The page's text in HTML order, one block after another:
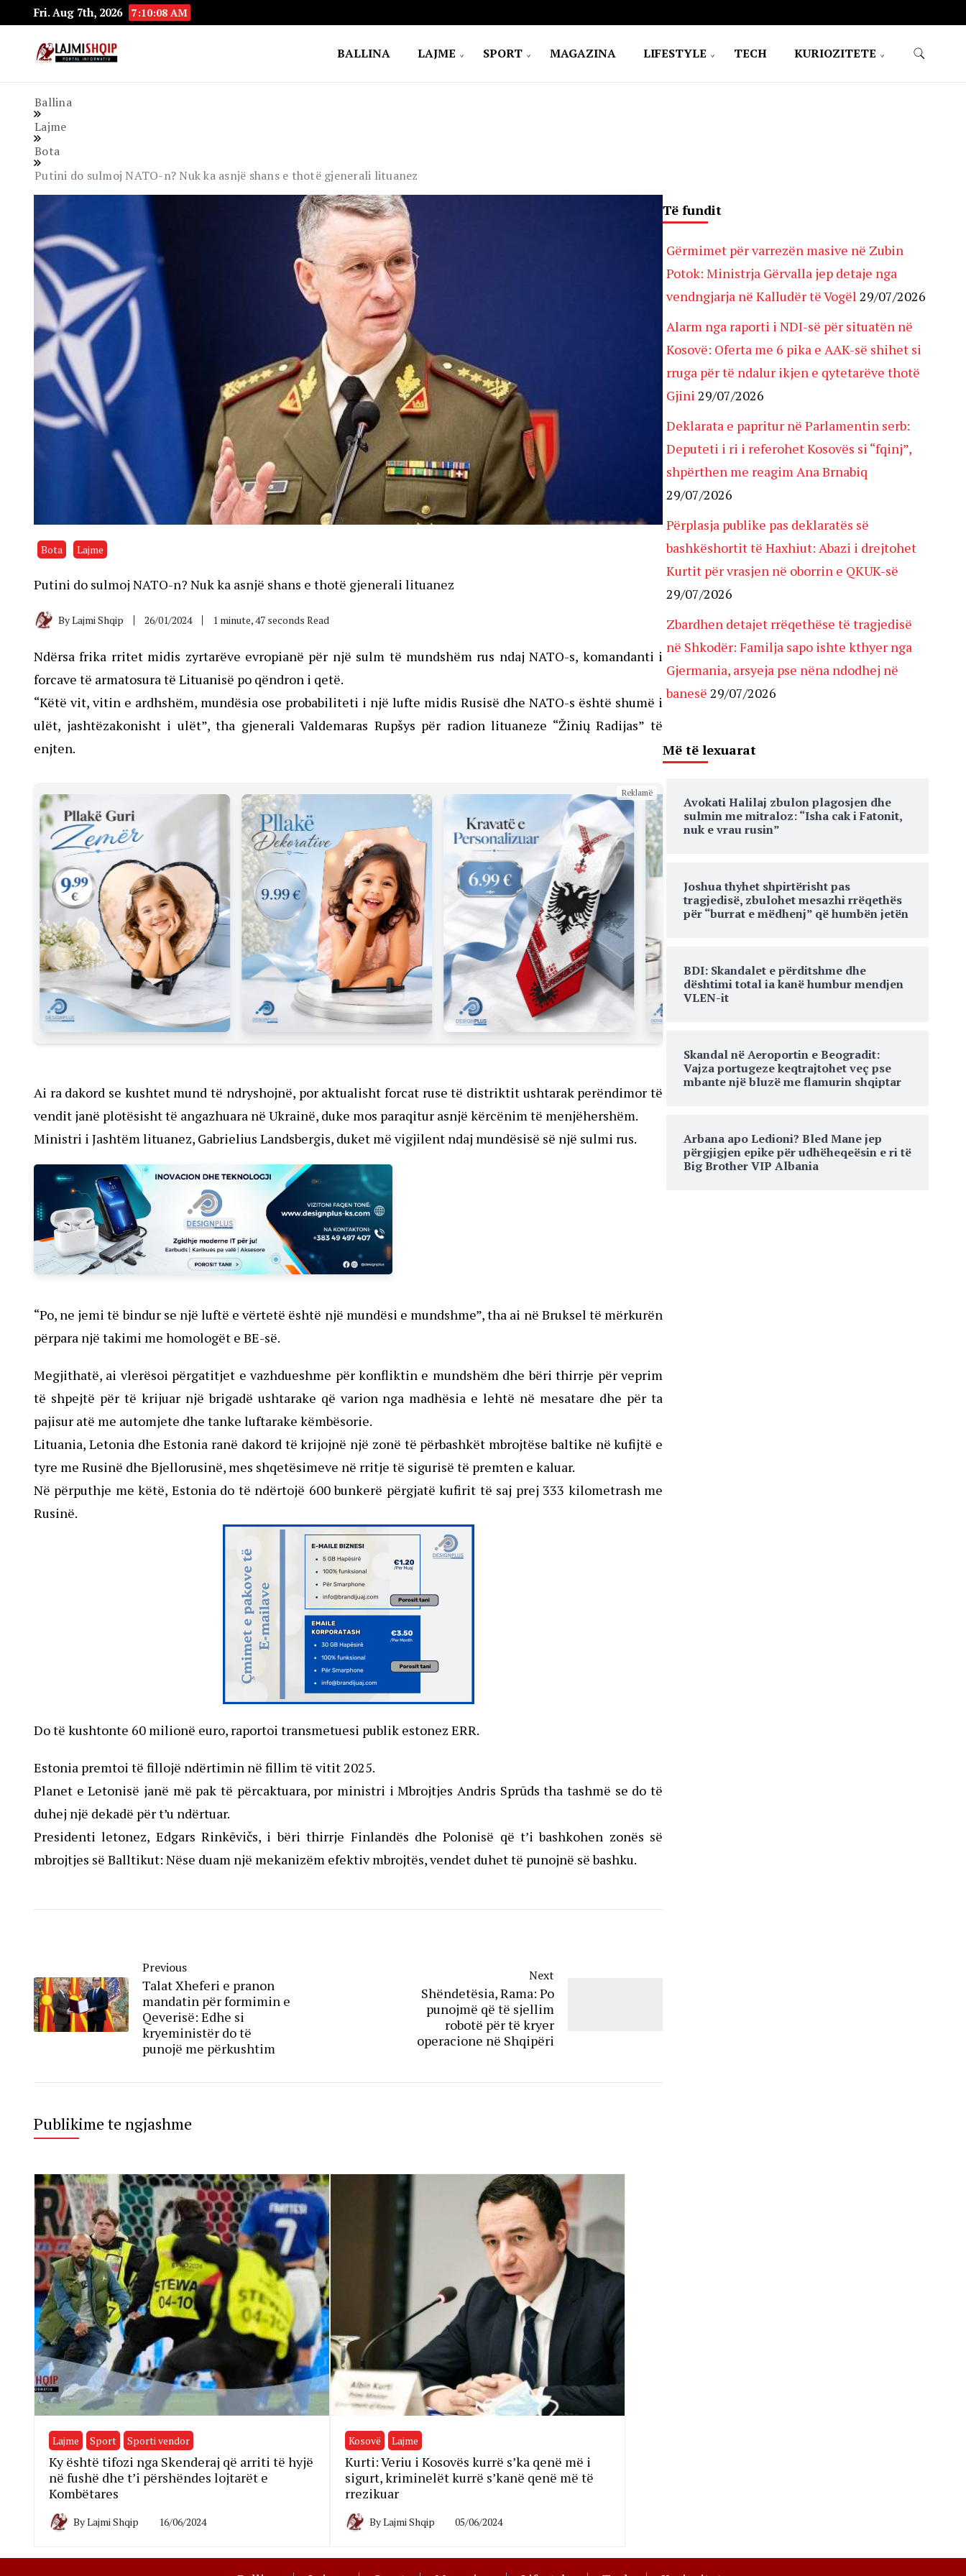
Fri. Aug 7th, 2026 7:10:09 AM
BALLINA LAJME SPORT MAGAZINA LIFESTYLE TECH KURIOZITETE
Ballina
Lajme
Bota
Putini do sulmoj NATO-n? Nuk ka asnjë shans e thotë gjenerali lituanez
Bota Lajme
Putini do sulmoj NATO-n? Nuk ka asnjë shans e thotë gjenerali lituanez
ByLajmi Shqip 26/01/2024 1 minute, 47 seconds Read
Ndërsa frika rritet midis zyrtarëve evropianë për një sulm të mundshëm rus ndaj NATO-s, komandanti i
forcave të armatosura të Lituanisë po qëndron i qetë.
“Këtë vit, vitin e ardhshëm, mundësia ose probabiliteti i një lufte midis Rusisë dhe NATO-s është shumë i
ulët, jashtëzakonisht i ulët”, tha gjenerali Valdemaras Rupšys për radion lituaneze “Žinių Radijas” të
enjten.
Reklamë
Ai ra dakord se kushtet mund të ndryshojnë, por aktualisht forcat ruse të distriktit ushtarak perëndimor të
vendit janë plotësisht të angazhuara në Ukrainë, duke mos paraqitur asnjë kërcënim të menjëhershëm.
Ministri i Jashtëm lituanez, Gabrielius Landsbergis, duket më vigjilent ndaj mundësisë së një sulmi rus.
“Po, ne jemi të bindur se një luftë e vërtetë është një mundësi e mundshme”, tha ai në Bruksel të mërkurën
përpara një takimi me homologët e BE-së.
Megjithatë, ai vlerësoi përgatitjet e vazhdueshme për konfliktin e mundshëm dhe bëri thirrje për veprim
të shpejtë për të krijuar një brigadë ushtarake që varion nga madhësia e lehtë në mesatare dhe për ta
pajisur atë me automjete dhe tanke luftarake këmbësorie.
Lituania, Letonia dhe Estonia ranë dakord të krijojnë një zonë të përbashkët mbrojtëse baltike në kufijtë e
tyre me Rusinë dhe Bjellorusinë, mes shqetësimeve në rritje të sigurisë të premten e kaluar.
Në përputhje me këtë, Estonia do të ndërtojë 600 bunkerë përgjatë kufirit të saj prej 333 kilometrash me
Rusinë.
Do të kushtonte 60 milionë euro, raportoi transmetuesi publik estonez ERR.
Estonia premtoi të fillojë ndërtimin në fillim të vitit 2025.
Planet e Letonisë janë më pak të përcaktuara, por ministri i Mbrojtjes Andris Sprūds tha tashmë se do të
duhej një dekadë për t’u ndërtuar.
Presidenti letonez, Edgars Rinkēvičs, i bëri thirrje Finlandës dhe Polonisë që t’i bashkohen zonës së
mbrojtjes së Balltikut: Nëse duam një mekanizëm efektiv mbrojtës, vendet duhet të punojnë së bashku.
Previous
Talat Xheferi e pranon
mandatin për formimin e
Qeverisë: Edhe si
kryeministër do të
punojë me përkushtim
Next
Shëndetësia, Rama: Po
punojmë që të sjellim
robotë për të kryer
operacione në Shqipëri
Publikime te ngjashme
Lajme Sport Sporti vendor
Ky është tifozi nga Skenderaj që arriti të hyjë
në fushë dhe t’i përshëndes lojtarët e
Kombëtares
ByLajmi Shqip 16/06/2024
Kosovë Lajme
Kurti: Veriu i Kosovës kurrë s’ka qenë më i
sigurt, kriminelët kurrë s’kanë qenë më të
rrezikuar
ByLajmi Shqip 05/06/2024
Të fundit
Gërmimet për varrezën masive në Zubin
Potok: Ministrja Gërvalla jep detaje nga
vendngjarja në Kalludër të Vogël 29/07/2026
Alarm nga raporti i NDI-së për situatën në
Kosovë: Oferta me 6 pika e AAK-së shihet si
rruga për të ndalur ikjen e qytetarëve thotë
Gjini 29/07/2026
Deklarata e papritur në Parlamentin serb:
Deputeti i ri i referohet Kosovës si “fqinj”,
shpërthen me reagim Ana Brnabiq
29/07/2026
Përplasja publike pas deklaratës së
bashkëshortit të Haxhiut: Abazi i drejtohet
Kurtit për vrasjen në oborrin e QKUK-së
29/07/2026
Zbardhen detajet rrëqethëse të tragjedisë
në Shkodër: Familja sapo ishte kthyer nga
Gjermania, arsyeja pse nëna ndodhej në
banesë 29/07/2026
Më të lexuarat
Avokati Halilaj zbulon plagosjen dhe
sulmin me mitraloz: “Isha cak i Fatonit,
nuk e vrau rusin”
Joshua thyhet shpirtërisht pas
tragjedisë, zbulohet mesazhi rrëqethës
për “burrat e mëdhenj” që humbën jetën
BDI: Skandalet e përditshme dhe
dështimi total ia kanë humbur mendjen
VLEN-it
Skandal në Aeroportin e Beogradit:
Vajza portugeze keqtrajtohet veç pse
mbante një bluzë me flamurin shqiptar
Arbana apo Ledioni? Bled Mane jep
përgjigjen epike për udhëheqeësin e ri të
Big Brother VIP Albania